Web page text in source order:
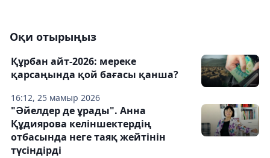
Оқи отырыңыз
16:12, 25 мамыр 2026
Құрбан айт-2026: мереке
қарсаңында қой бағасы қанша?
"Әйелдер де ұрады". Анна
Құдиярова келіншектердің
отбасында неге таяқ жейтінін
түсіндірді